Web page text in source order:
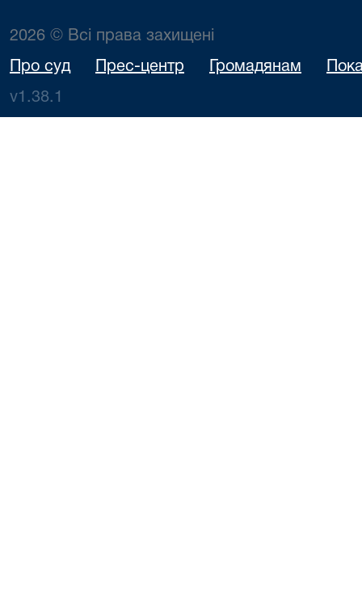
2026 © Всі права захищені
Про суд Прес-центр Громадянам
v1.38.1